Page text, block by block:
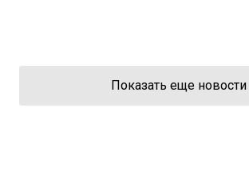
Показать еще новости